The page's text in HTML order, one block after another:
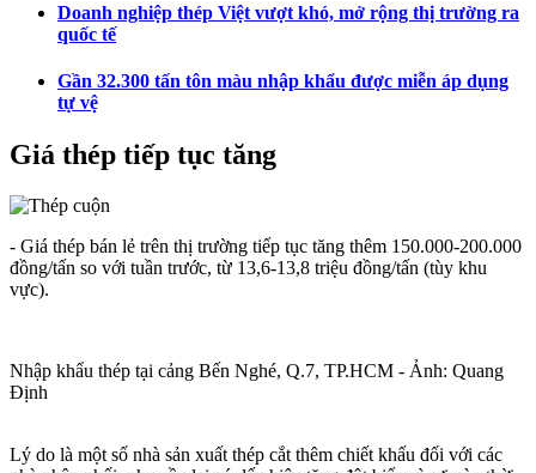
Doanh nghiệp thép Việt vượt khó, mở rộng thị trường ra
quốc tế
Gần 32.300 tấn tôn màu nhập khẩu được miễn áp dụng
tự vệ
Giá thép tiếp tục tăng
- Giá thép bán lẻ trên thị trường tiếp tục tăng thêm 150.000-200.000
đồng/tấn so với tuần trước, từ 13,6-13,8 triệu đồng/tấn (tùy khu
vực).
Nhập khẩu thép tại cảng Bến Nghé, Q.7, TP.HCM - Ảnh: Quang
Định
Lý do là một số nhà sản xuất thép cắt thêm chiết khấu đối với các